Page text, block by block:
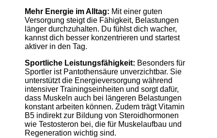
Mehr Energie im Alltag: Mit einer guten
Versorgung steigt die Fähigkeit, Belastungen
länger durchzuhalten. Du fühlst dich wacher,
kannst dich besser konzentrieren und startest
aktiver in den Tag.
Sportliche Leistungsfähigkeit: Besonders für
Sportler ist Pantothensäure unverzichtbar. Sie
unterstützt die Energieversorgung während
intensiver Trainingseinheiten und sorgt dafür,
dass Muskeln auch bei längeren Belastungen
konstant arbeiten können. Zudem trägt Vitamin
B5 indirekt zur Bildung von Steroidhormonen
wie Testosteron bei, die für Muskelaufbau und
Regeneration wichtig sind.